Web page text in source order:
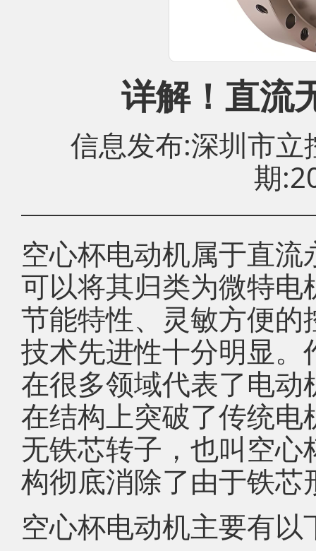
详解！直流
信息发布:深圳市
期
空心杯电动机属于直
可以将其归类为微特
节能特性、灵敏方便
技术先进性十分明显
在很多领域代表了电
在结构上突破了传统
无铁芯转子，也叫空
构彻底消除了由于铁
空心杯电动机主要有以